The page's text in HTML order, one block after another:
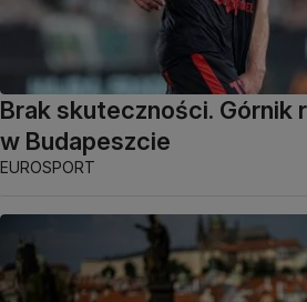
Brak skuteczności. Górnik
w Budapeszcie
EUROSPORT